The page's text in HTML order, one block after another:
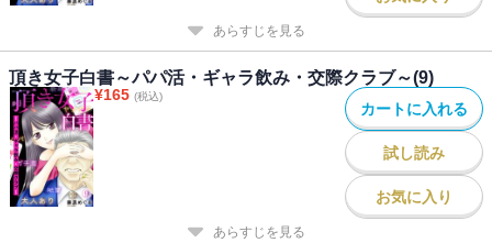
あらすじを見る
頂き女子白書～パパ活・ギャラ飲み・交際クラブ～(9)
¥165 (税込)
カートに入れる
試し読み
お気に入り
あらすじを見る